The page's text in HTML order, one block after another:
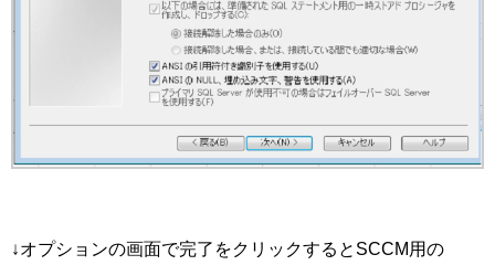
↓オプションの画面で完了をクリックするとSCCM用の